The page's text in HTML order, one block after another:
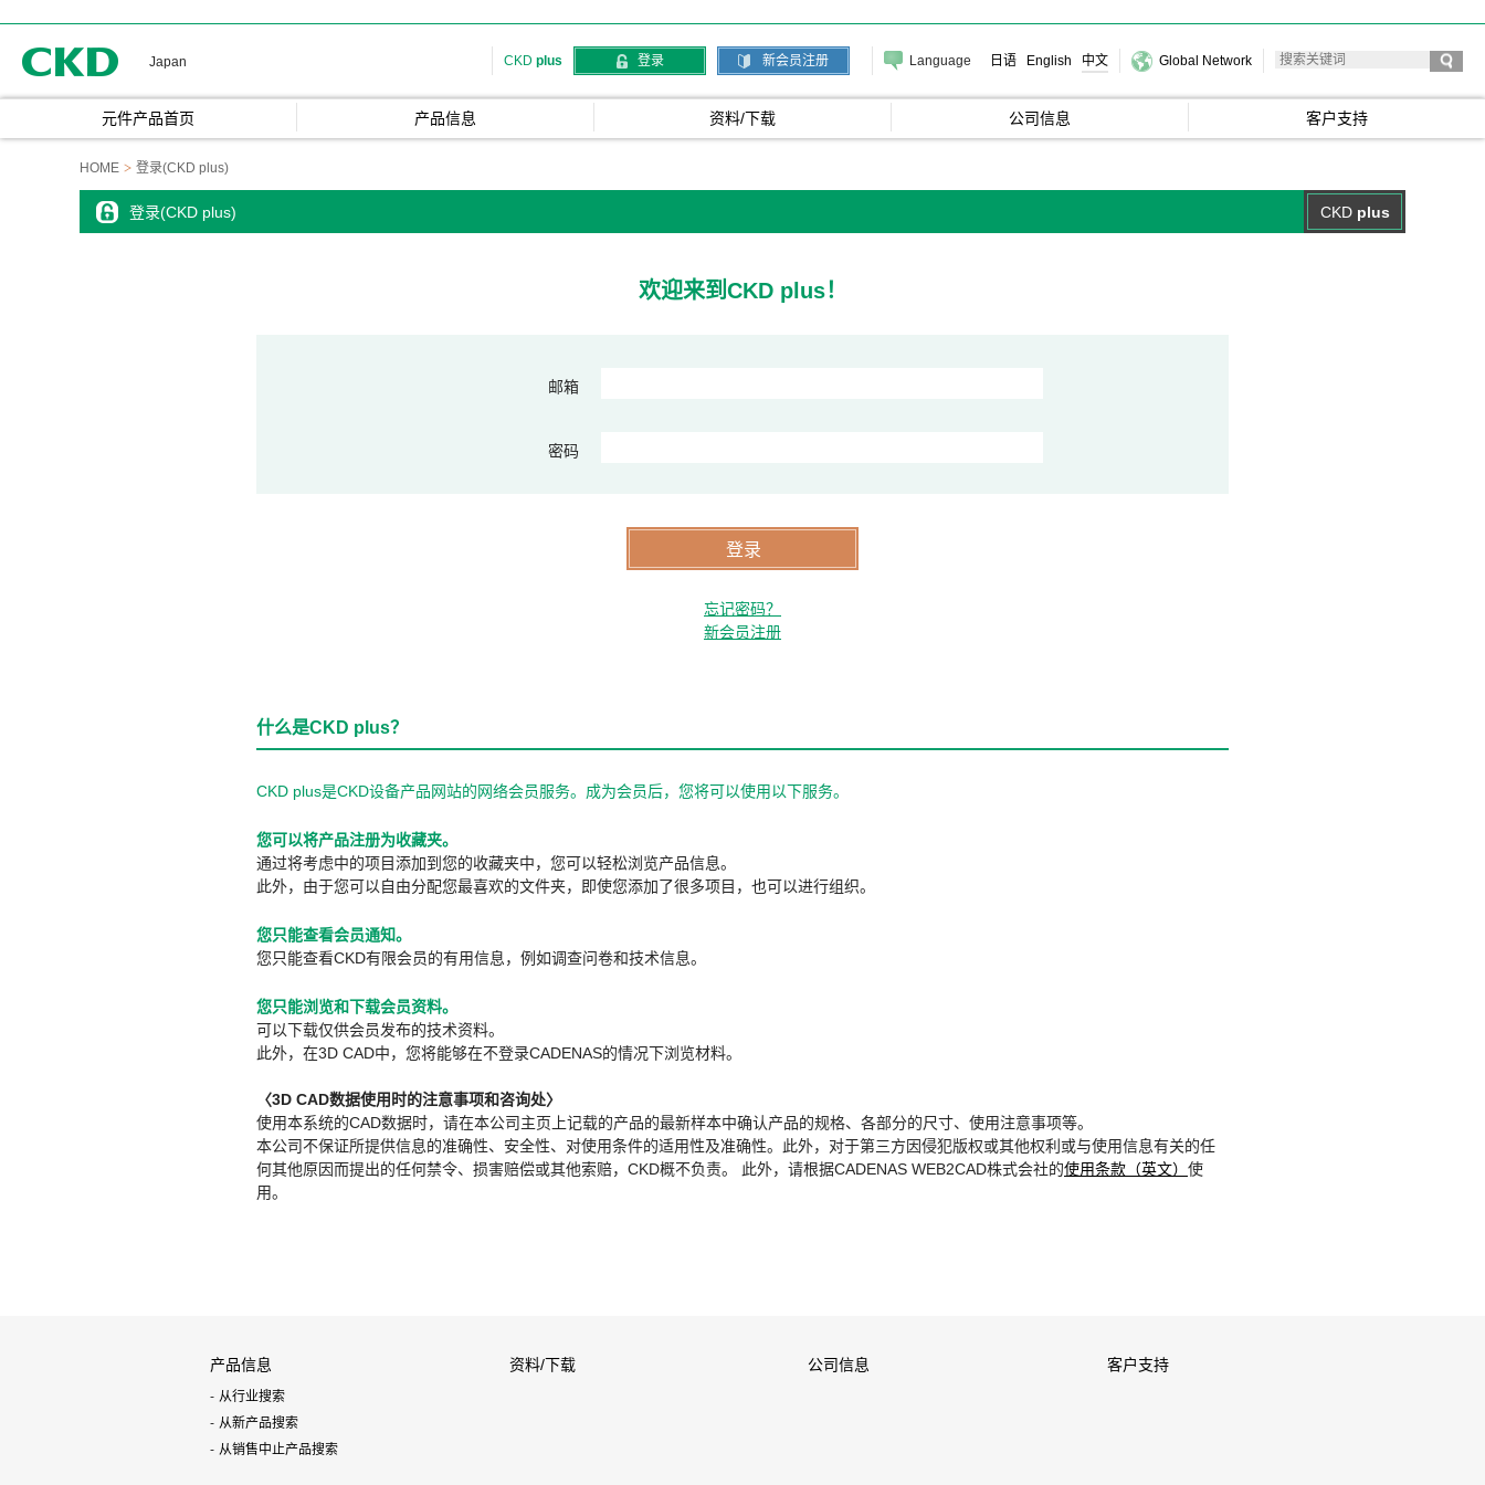
Japan CKD plus 登录 新会员注册 Language 日语 English 中文 Global Network
元件产品首页 产品信息 资料/下载 公司信息 客户支持
HOME 登录(CKD plus)
登录(CKD plus) CKD plus
欢迎来到CKD plus！
邮箱
密码
忘记密码？
新会员注册
什么是CKD plus？
CKD plus是CKD设备产品网站的网络会员服务。成为会员后，您将可以使用以下服务。
您可以将产品注册为收藏夹。
通过将考虑中的项目添加到您的收藏夹中，您可以轻松浏览产品信息。
此外，由于您可以自由分配您最喜欢的文件夹，即使您添加了很多项目，也可以进行组织。
您只能查看会员通知。
您只能查看CKD有限会员的有用信息，例如调查问卷和技术信息。
您只能浏览和下载会员资料。
可以下载仅供会员发布的技术资料。
此外，在3D CAD中，您将能够在不登录CADENAS的情况下浏览材料。
〈3D CAD数据使用时的注意事项和咨询处〉
使用本系统的CAD数据时，请在本公司主页上记载的产品的最新样本中确认产品的规格、各部分的尺寸、使用注意事项等。
本公司不保证所提供信息的准确性、安全性、对使用条件的适用性及准确性。此外，对于第三方因侵犯版权或其他权利或与使用信息有关的任
何其他原因而提出的任何禁令、损害赔偿或其他索赔，CKD概不负责。 此外，请根据CADENAS WEB2CAD株式会社的使用条款（英文） 使
用。
产品信息
从行业搜索
从新产品搜索
从销售中止产品搜索
资料/下载 公司信息 客户支持